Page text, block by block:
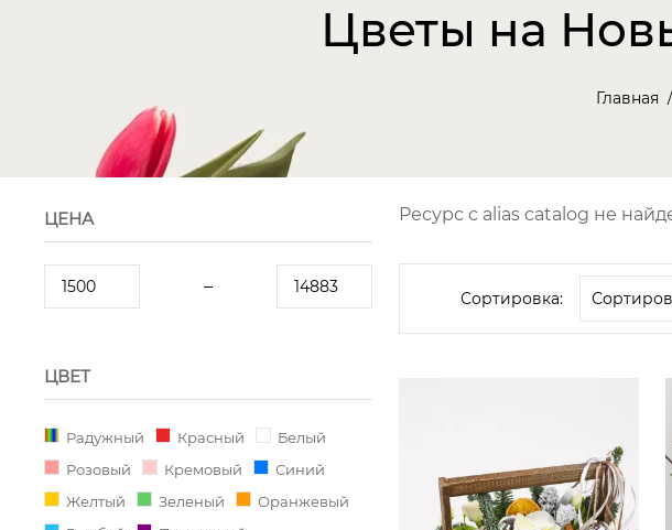
Цветы на
Главная
ЦЕНА
ЦВЕТ
Радужный Красный
Белый
Розовый
Кремовый
Синий
Желтый
Зеленый
Оранжевый
Ресурс с alias catalog не
Сортировка: